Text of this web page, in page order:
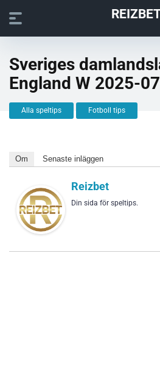
Sveriges
England W 2025-
Alla speltips Fotboll tips
Om Senaste inläggen
Reizbet
Din sida för speltips.